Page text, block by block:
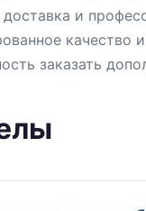
и
качество
заказать